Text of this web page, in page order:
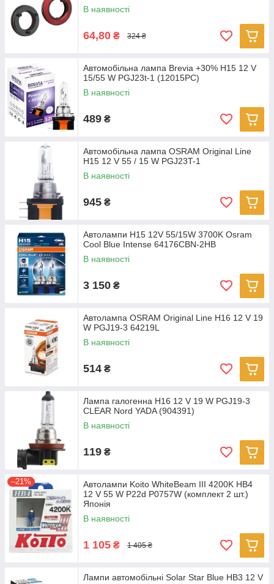
В наявності
64,80 ₴ 324 ₴
Автомобільна лампа Brevia +30% H15 12 V
15/55 W PGJ23t-1 (12015PC)
В наявності
489 ₴
Автомобільна лампа OSRAM Original Line
H15 12 V 55 / 15 W PGJ23T-1
В наявності
945 ₴
Автолампи H15 12V 55/15W 3700K Osram
Cool Blue Intense 64176CBN-2HB
В наявності
3 150 ₴
Автолампа OSRAM Original Line H16 12 V 19
W PGJ19-3 64219L
В наявності
514 ₴
Лампа галогенна H16 12 V 19 W PGJ19-3
CLEAR Nord YADA (904391)
В наявності
119 ₴
–21%
Автолампи Koito WhiteBeam III 4200K HB4
12 V 55 W P22d P0757W (комплект 2 шт.)
Японія
В наявності
1 105 ₴ 1 405 ₴
Лампи автомобільні Solar Star Blue HB3 12 V